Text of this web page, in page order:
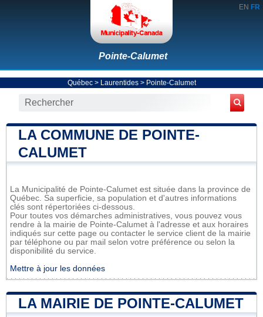
EN FR
Pointe-Calumet
Québec> Laurentides> Pointe-Calumet
LA COMMUNE DE POINTE-
CALUMET
La Municipalité de Pointe-Calumet est située dans la province de
Québec. Sa superficie, sa population et d'autres informations
clés sont répertoriées ci-dessous.
Pour toutes vos démarches administratives, vous pouvez vous
rendre à la mairie de Pointe-Calumet à l'adresse et aux horaires
indiqués sur cette page ou contacter le service client de la mairie
par téléphone ou par mail selon votre préférence ou selon la
disponibilité du service.
Mettre à jour les données
LA MAIRIE DE POINTE-CALUMET